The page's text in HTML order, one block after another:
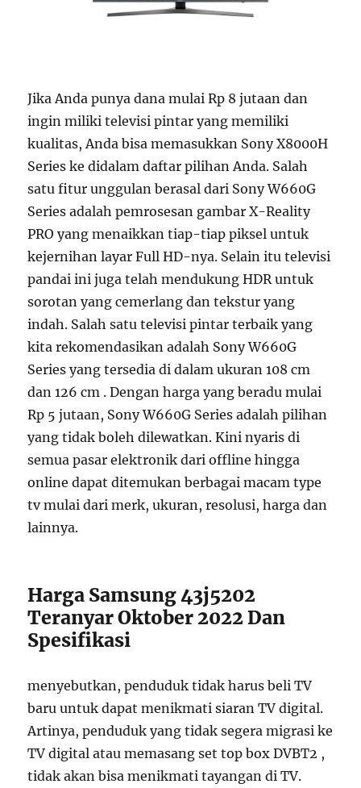
Jika Anda punya dana mulai Rp 8 jutaan dan
ingin miliki televisi pintar yang memiliki
kualitas, Anda bisa memasukkan Sony X8000H
Series ke didalam daftar pilihan Anda. Salah
satu fitur unggulan berasal dari Sony W660G
Series adalah pemrosesan gambar X-Reality
PRO yang menaikkan tiap-tiap piksel untuk
kejernihan layar Full HD-nya. Selain itu televisi
pandai ini juga telah mendukung HDR untuk
sorotan yang cemerlang dan tekstur yang
indah. Salah satu televisi pintar terbaik yang
kita rekomendasikan adalah Sony W660G
Series yang tersedia di dalam ukuran 108 cm
dan 126 cm . Dengan harga yang beradu mulai
Rp 5 jutaan, Sony W660G Series adalah pilihan
yang tidak boleh dilewatkan. Kini nyaris di
semua pasar elektronik dari offline hingga
online dapat ditemukan berbagai macam type
tv mulai dari merk, ukuran, resolusi, harga dan
lainnya.
Harga Samsung 43j5202
Teranyar Oktober 2022 Dan
Spesifikasi
menyebutkan, penduduk tidak harus beli TV
baru untuk dapat menikmati siaran TV digital.
Artinya, penduduk yang tidak segera migrasi ke
TV digital atau memasang set top box DVBT2 ,
tidak akan bisa menikmati tayangan di TV.